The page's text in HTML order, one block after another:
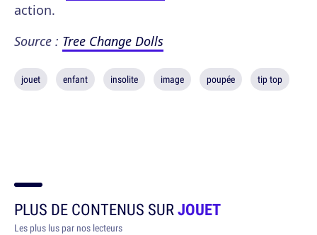
action.
Source : Tree Change Dolls
jouet enfant insolite image poupée tip top
PLUS DE CONTENUS SURJOUET
Les plus lus par nos lecteurs